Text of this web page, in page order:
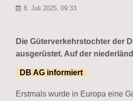
8. Juli 2025, 09:33
Die Güterverkehrstochter der
ausgerüstet. Auf der
DB AG informiert
Erstmals wurde in Europa eine